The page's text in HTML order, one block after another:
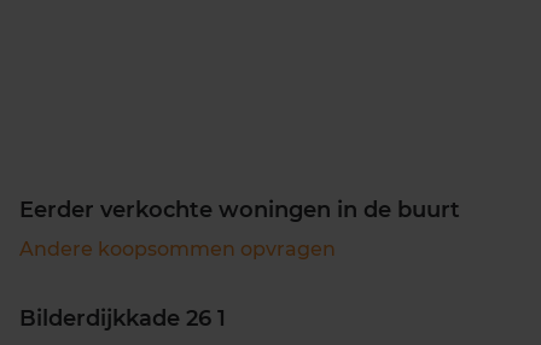
Eerder verkochte woningen in de buurt
Andere koopsommen opvragen
Bilderdijkkade 26 1